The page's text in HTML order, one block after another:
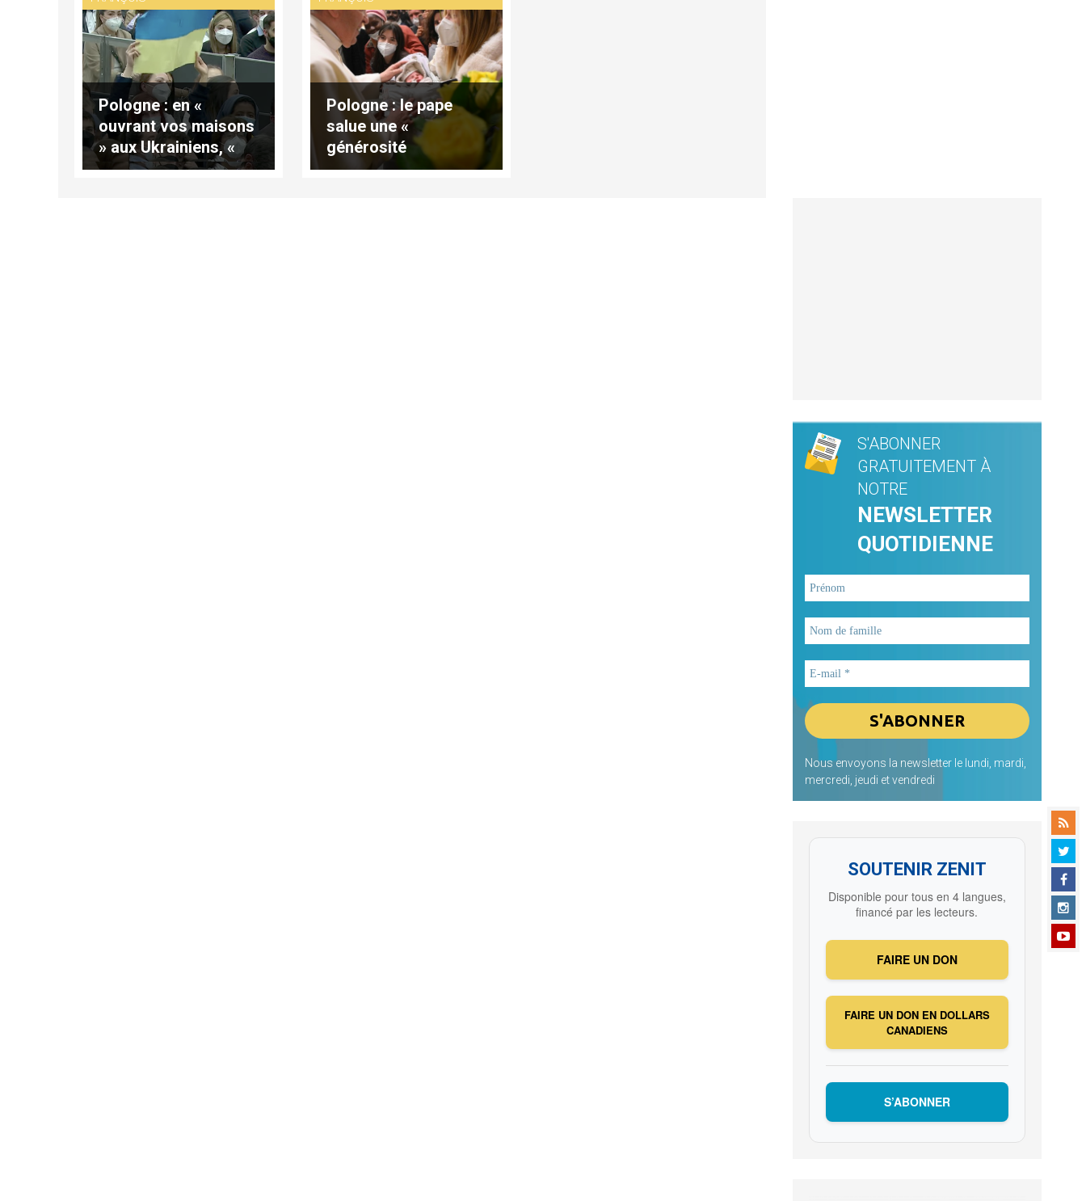
Pologne : en «
ouvrant vos maisons
» aux Ukrainiens, «
vous êtes devenus
Pologne : le pape
salue une «
générosité
extraordinaire »
S'ABONNER
GRATUITEMENT À
NOTRE
NEWSLETTER
QUOTIDIENNE
Nous envoyons la newsletter le lundi, mardi,
mercredi, jeudi et vendredi
SOUTENIR ZENIT
Disponible pour tous en 4 langues,
financé par les lecteurs.
FAIRE UN DON
FAIRE UN DON EN DOLLARS
CANADIENS
S’ABONNER